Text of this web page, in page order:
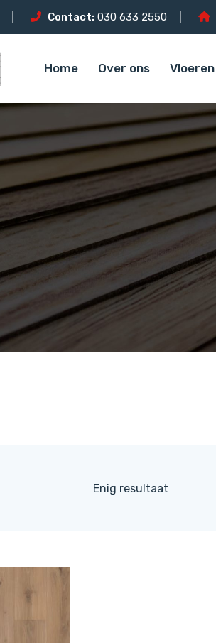
Contact: 030 633 2550
Home Over ons Vloeren
Enig resultaat